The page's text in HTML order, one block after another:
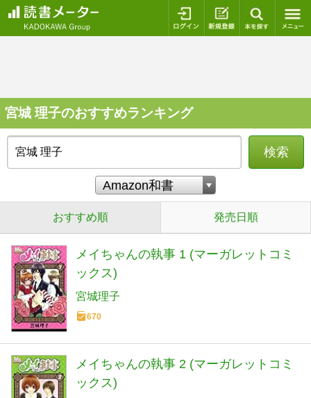
ログイン 新規登録
宮城 理子のおすすめランキング
検索
おすすめ順 発売日順
メイちゃんの執事 1 (マーガレットコミ
ックス)
宮城理子
670
メイちゃんの執事 2 (マーガレットコミ
ックス)